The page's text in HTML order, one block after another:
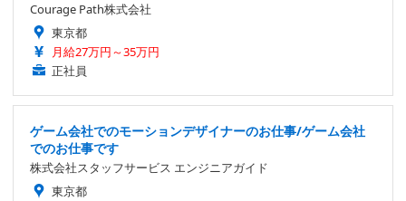
Courage Path株式会社
東京都
月給27万円～35万円
正社員
ゲーム会社でのモーションデザイナーのお仕事/ゲーム会社
でのお仕事です
株式会社スタッフサービス エンジニアガイド
東京都